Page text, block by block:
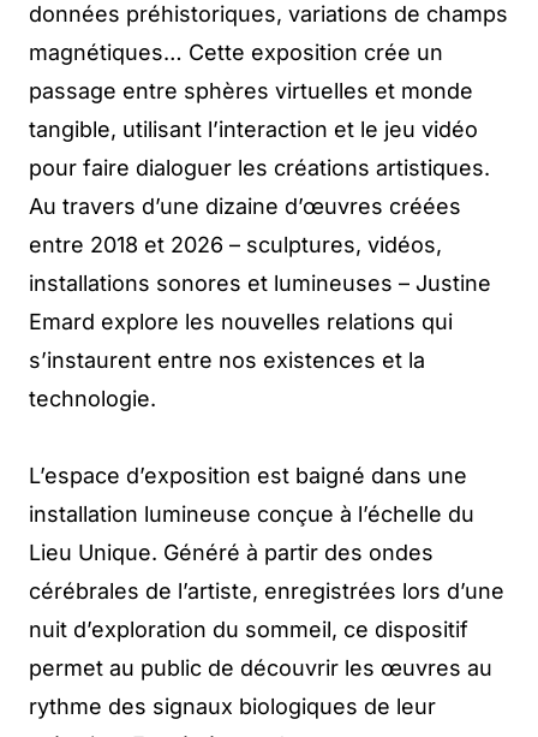
données préhistoriques, variations de champs
magnétiques… Cette exposition crée un
passage entre sphères virtuelles et monde
tangible, utilisant l’interaction et le jeu vidéo
pour faire dialoguer les créations artistiques.
Au travers d’une dizaine d’œuvres créées
entre 2018 et 2026 – sculptures, vidéos,
installations sonores et lumineuses – Justine
Emard explore les nouvelles relations qui
s’instaurent entre nos existences et la
technologie.
L’espace d’exposition est baigné dans une
installation lumineuse conçue à l’échelle du
Lieu Unique. Généré à partir des ondes
cérébrales de l’artiste, enregistrées lors d’une
nuit d’exploration du sommeil, ce dispositif
permet au public de découvrir les œuvres au
rythme des signaux biologiques de leur